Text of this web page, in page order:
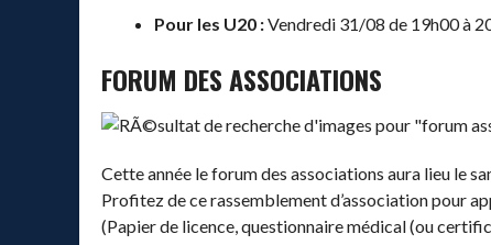
Pour les U20 :Vendredi 31/08 de 19h00 à
FORUM DES ASSOCIATIONS
Cette année le forum des associations aura lieu le
Profitez de ce rassemblement d’association pour
(Papier de licence, questionnaire médical (ou